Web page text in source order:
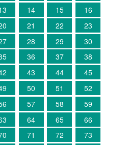
14 15
16
21 22
23
28 29
30
36 37
38
43 44
45
50 51
52
57 58
59
64 65
66
71 72
73